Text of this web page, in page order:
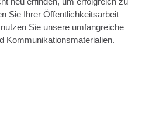
Sie Ihrer Öffentlichkeitsarbeit
Sie unsere umfangreiche
Kommunikationsmaterialien.